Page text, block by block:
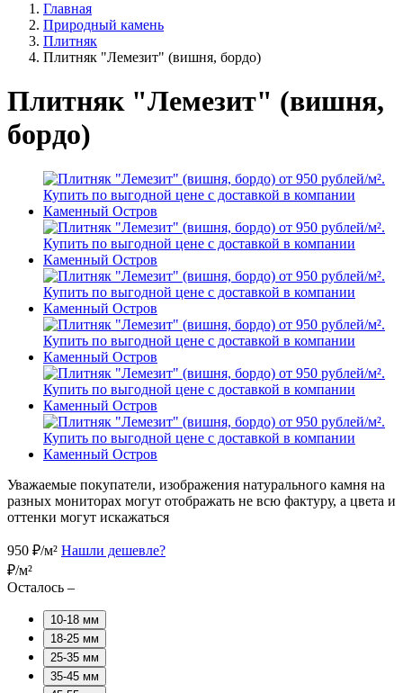
Главная
Природный камень
Плитняк
Плитняк "Лемезит" (вишня, бордо)
Плитняк "Лемезит" (вишня,
бордо)
Уважаемые покупатели, изображения натурального камня на
разных мониторах могут отображать не всю фактуру, а цвета и
оттенки могут искажаться
950 ₽/м² Нашли дешевле?
₽/м²
Осталось –
10-18 мм
18-25 мм
25-35 мм
35-45 мм